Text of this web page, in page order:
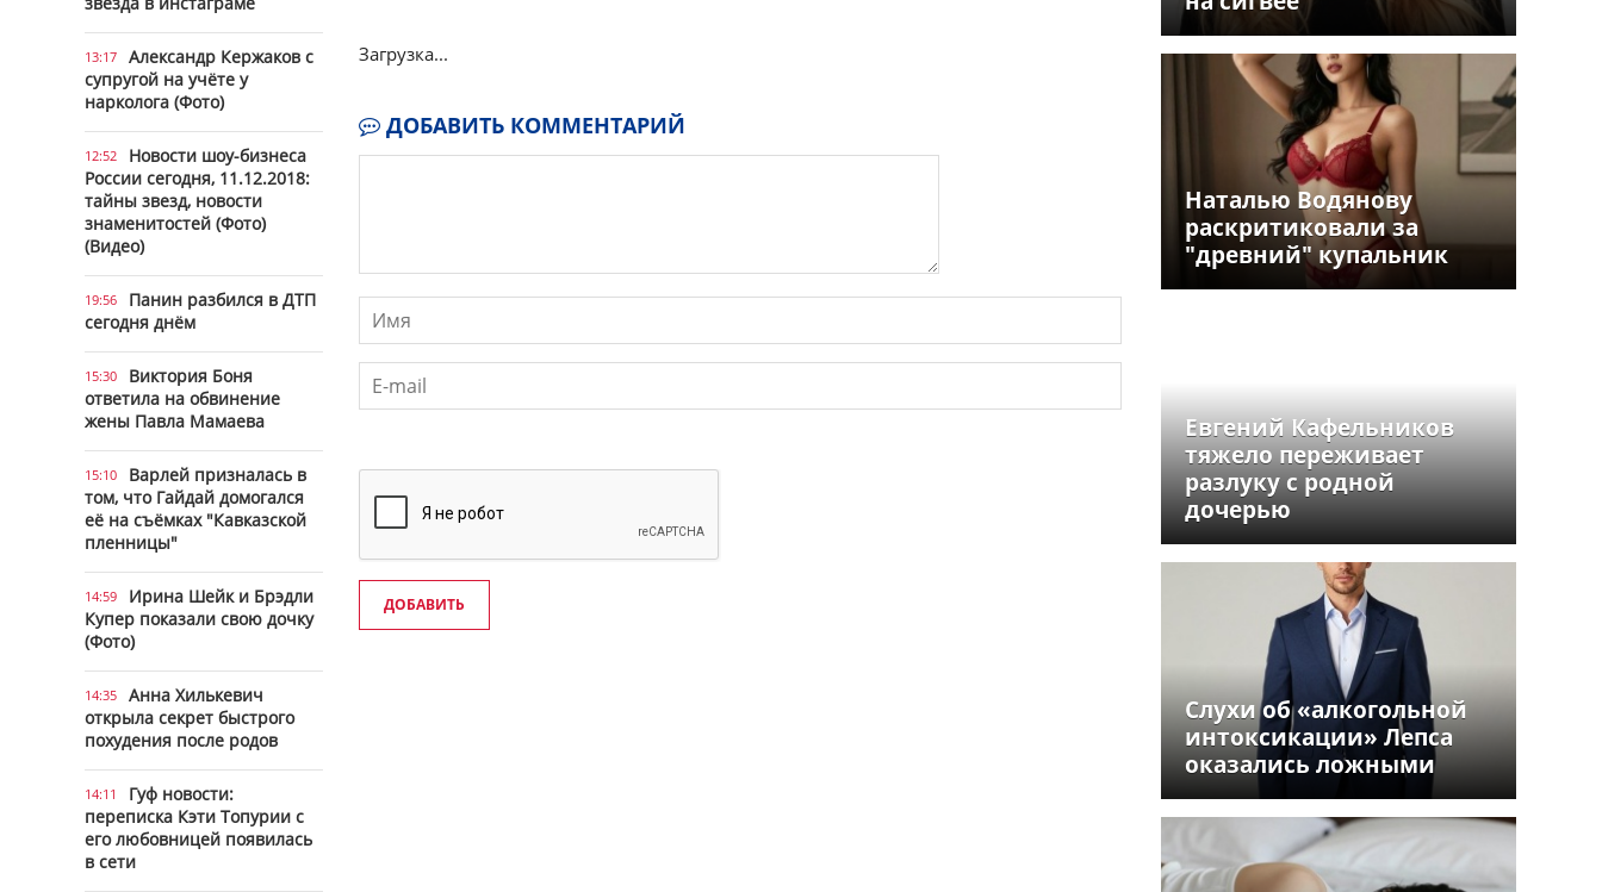
13:17
Александр Кержаков с
супругой на учёте у
нарколога (Фото)
12:52
Новости шоу-бизнеса
России сегодня, 11.12.2018:
тайны звезд, новости
знаменитостей (Фото)
(Видео)
19:56
Панин разбился в ДТП
сегодня днём
15:30
Виктория Боня
ответила на обвинение
жены Павла Мамаева
15:10
Варлей призналась в
том, что Гайдай домогался
её на съёмках "Кавказской
пленницы"
14:59
Ирина Шейк и Брэдли
Купер показали свою дочку
(Фото)
14:35
Анна Хилькевич
открыла секрет быстрого
похудения после родов
14:11
Гуф новости:
переписка Кэти Топурии с
его любовницей появилась
в сети
Загрузка...
ДОБАВИТЬ КОММЕНТАРИЙ
ДОБАВИТЬ
Наталью Водянову
раскритиковали за
"древний" купальник
Евгений Кафельников
тяжело переживает
разлуку с родной
дочерью
Слухи об «алкогольной
интоксикации» Лепса
оказались ложными